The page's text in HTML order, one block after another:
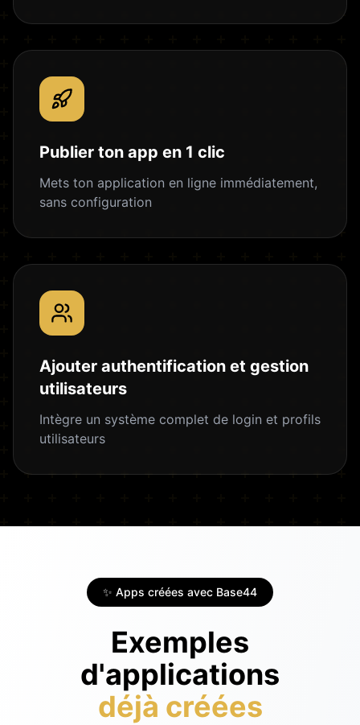
Publier ton app en 1 clic
Mets ton application en ligne immédiatement,
sans configuration
Ajouter authentification et gestion
utilisateurs
Intègre un système complet de login et profils
utilisateurs
✨ Apps créées avec Base44
Exemples
d'applications
déjà créées